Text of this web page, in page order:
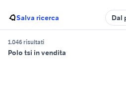
Salva ricerca Dal
1.046 risultati
Polo tsi in vendita